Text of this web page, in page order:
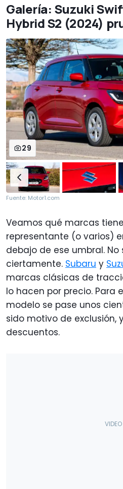
Galería: Suzuki
Hybrid S2 (2024)
29
Fuente: Motor1.com
Veamos qué marcas
representante (o varios)
debajo de ese umbral. No
ciertamente. Subaru y
marcas clásicas de
lo hacen por precio. Para
modelo se pase unos
sido motivo de exclusión,
descuentos.